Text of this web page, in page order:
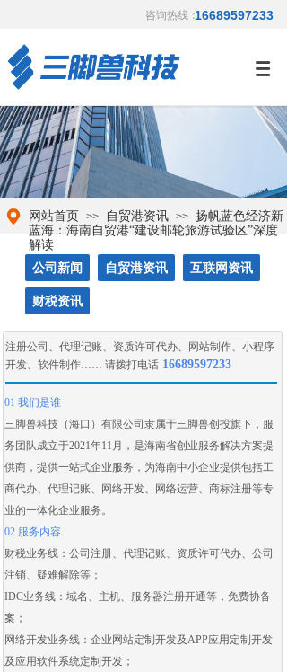
咨询热线：16689597233
网站首页 >> 自贸港资讯 >> 扬帆蓝色经济新
蓝海：海南自贸港“建设邮轮旅游试验区”深度
解读
公司新闻 自贸港资讯 互联网资讯
财税资讯
01 我们是谁
三脚兽科技（海口）有限公司隶属于三脚兽创投旗下，服
务团队成立于2021年11月，是海南省创业服务解决方案提
供商，提供一站式企业服务，为海南中小企业提供包括工
商代办、 代理记账、 网络开发、 网络运营、 商标注册等专
业的一体化企业服务。
02 服务内容
财税业务线： 公司注册、 代理记账、 资质许可代办、 公司
注销、 疑难解除等；
IDC业务线：域名、主机、服务器注册开通等，免费协备
案；
网络开发业务线： 企业网站定制开发及APP应用定制开发
及应用软件系统定制开发 ；
注册公司 、 代理记账、 资质许可代办、 网站制作、 小程序
开发、 软件制作…… 请拨打电话 16689597233